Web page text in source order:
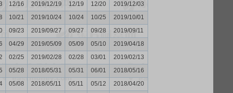
12/16 2019/12/19 12/19 12/20
2019/12/03
10/21 2019/10/24 10/24 10/25
2019/10/01
09/23 2019/09/27 09/27 09/28
2019/09/11
04/29 2019/05/09 05/09 05/10
2019/04/18
02/25 2019/02/28 02/28 03/01
2019/02/13
05/28 2018/05/31 05/31 06/01
2018/05/16
05/08 2018/05/11 05/11 05/12
2018/04/20